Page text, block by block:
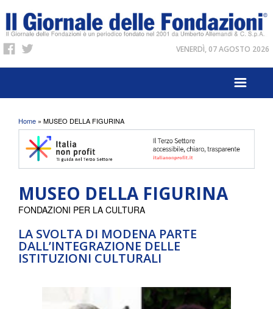
VENERDÌ, 07 AGOSTO 2026
Tu sei qui
Home » MUSEO DELLA FIGURINA
MUSEO DELLA FIGURINA
LA SVOLTA DI MODENA PARTE
DALL’INTEGRAZIONE DELLE
ISTITUZIONI CULTURALI
FONDAZIONI PER LA CULTURA